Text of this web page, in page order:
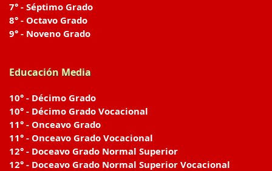
7° - Séptimo Grado
8° - Octavo Grado
9° - Noveno Grado
Educación Media
10° - Décimo Grado
10° - Décimo Grado Vocacional
11° - Onceavo Grado
11° - Onceavo Grado Vocacional
12° - Doceavo Grado Normal Superior
12° - Doceavo Grado Normal Superior Vocacional